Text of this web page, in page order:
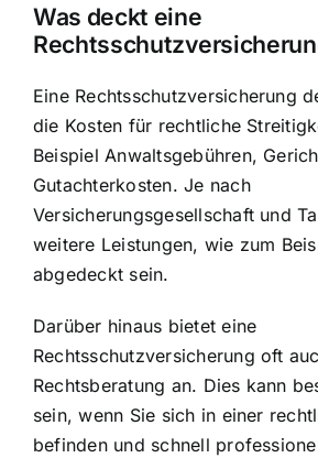
Was deckt eine
Eine Rechtsschutzversicherung
die Kosten für rechtliche
Beispiel Anwaltsgebühren,
Gutachterkosten. Je nach
Versicherungsgesellschaft und
weitere Leistungen, wie zum
abgedeckt sein.
Darüber hinaus bietet eine
Rechtsschutzversicherung oft
Rechtsberatung an. Dies kann
sein, wenn Sie sich in einer
befinden und schnell